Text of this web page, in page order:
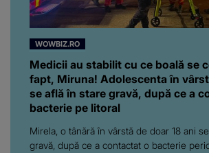
WOWBIZ.RO
Medicii au stabilit cu ce boală se
fapt, Miruna! Adolescenta în
se află în stare gravă, după ce a
bacterie pe litoral
Mirela, o tânără în vârstă de doar 18 ani
gravă, după ce a contactat o bacterie